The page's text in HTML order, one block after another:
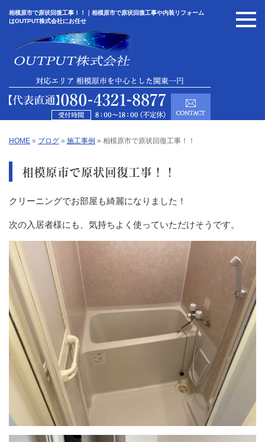
相模原市で原状回復工事！！｜相模原市で原状回復工事や内装リフォーム
はOUTPUT株式会社にお任せ
HOME » ブログ » 施工事例 » 相模原市で原状回復工事！！
相模原市で原状回復工事！！
クリーニングでお部屋も綺麗になりました！
次の入居者様にも、気持ちよく使っていただけそうです。